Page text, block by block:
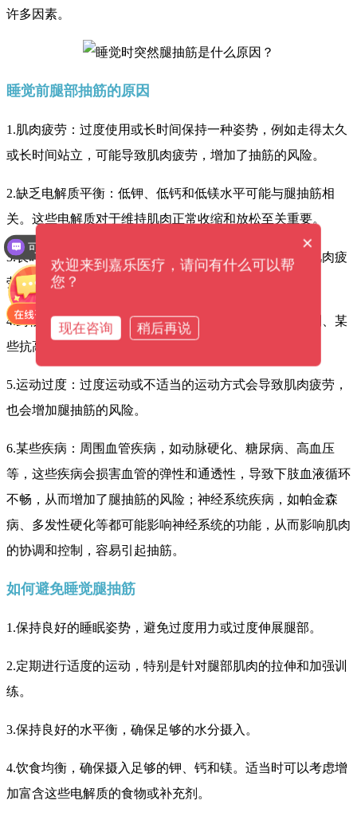
许多因素。
睡觉前腿部抽筋的原因
1.肌肉疲劳：过度使用或长时间保持一种姿势，例如走得太久
或长时间站立，可能导致肌肉疲劳，增加了抽筋的风险。
2.缺乏电解质平衡：低钾、低钙和低镁水平可能与腿抽筋相
关。这些电解质对于维持肌肉正常收缩和放松至关重要。
3.长时间站立或坐着：长时间的站立或坐着会导致腿部肌肉疲
劳，从而增加腿抽筋的风险。
4.药物副作用：某些药物可能会导致腿抽筋，例如利尿剂、某
些抗高血压药物和胰岛素。
5.运动过度：过度运动或不适当的运动方式会导致肌肉疲劳，
也会增加腿抽筋的风险。
6.某些疾病：周围血管疾病，如动脉硬化、糖尿病、高血压
等，这些疾病会损害血管的弹性和通透性，导致下肢血液循环
不畅，从而增加了腿抽筋的风险；神经系统疾病，如帕金森
病、多发性硬化等都可能影响神经系统的功能，从而影响肌肉
的协调和控制，容易引起抽筋。
如何避免睡觉腿抽筋
1.保持良好的睡眠姿势，避免过度用力或过度伸展腿部。
2.定期进行适度的运动，特别是针对腿部肌肉的拉伸和加强训
练。
3.保持良好的水平衡，确保足够的水分摄入。
4.饮食均衡，确保摄入足够的钾、钙和镁。适当时可以考虑增
加富含这些电解质的食物或补充剂。
×
欢迎来到嘉乐医疗，请问有什么可以帮
您？
现在咨询 稍后再说